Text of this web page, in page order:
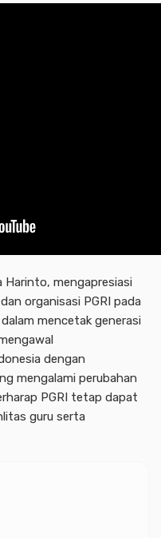
Harinto, mengapresiasi
organisasi PGRI pada
mencetak generasi
dengan
mengalami perubahan
PGRI tetap dapat
guru serta